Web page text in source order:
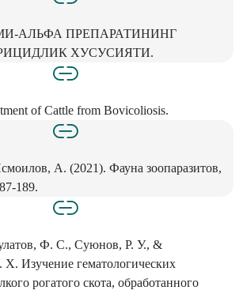
АЛЬФА ПРЕПАРАТИНИНГ
ХУСУСИЯТИ.
of Cattle from Bovicoliosis.
A. (2021). Фауна зоопаразитов,
189.
Ф. С., Суюнов, Р. У., &
Изучение гематологических
рогатого скота, обработанного